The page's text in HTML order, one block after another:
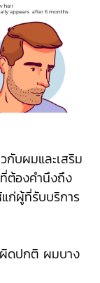
บผมและเสริม
ต้องคำนึงถึง
แก่ผู้ที่รับบริการ
ดปกติ ผมบาง